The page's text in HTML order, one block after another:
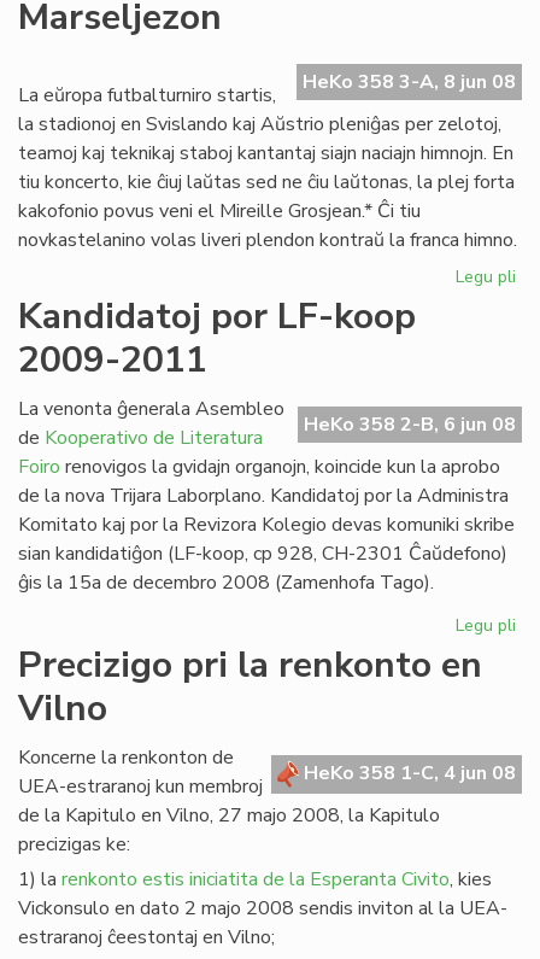
Marseljezon
HeKo 358 3-A, 8 jun 08
La eŭropa futbalturniro startis,
la stadionoj en Svislando kaj Aŭstrio pleniĝas per zelotoj,
teamoj kaj teknikaj staboj kantantaj siajn naciajn himnojn. En
tiu koncerto, kie ĉiuj laŭtas sed ne ĉiu laŭtonas, la plej forta
kakofonio povus veni el Mireille Grosjean.* Ĉi tiu
novkastelanino volas liveri plendon kontraŭ la franca himno.
Legu pli
Kandidatoj por LF-koop
2009-2011
HeKo 358 2-B, 6 jun 08
La venonta ĝenerala Asembleo
de Kooperativo de Literatura
Foiro renovigos la gvidajn organojn, koincide kun la aprobo
de la nova Trijara Laborplano. Kandidatoj por la Administra
Komitato kaj por la Revizora Kolegio devas komuniki skribe
sian kandidatiĝon (LF-koop, cp 928, CH-2301 Ĉaŭdefono)
ĝis la 15a de decembro 2008 (Zamenhofa Tago).
Legu pli
Precizigo pri la renkonto en
Vilno
HeKo 358 1-C, 4 jun 08
Koncerne la renkonton de
UEA-estraranoj kun membroj
de la Kapitulo en Vilno, 27 majo 2008, la Kapitulo
precizigas ke:
1) la renkonto estis iniciatita de la Esperanta Civito, kies
Vickonsulo en dato 2 majo 2008 sendis inviton al la UEA-
estraranoj ĉeestontaj en Vilno;